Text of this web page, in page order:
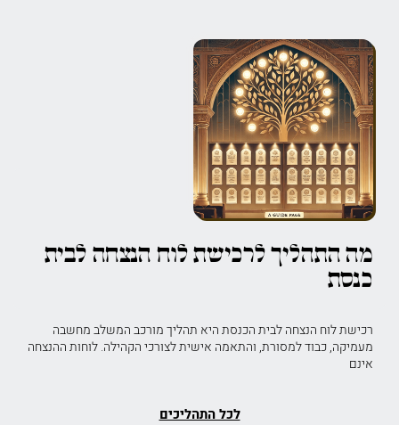
מה התהליך לרכישת לוח הנצחה לבית
כנסת
רכישת לוח הנצחה לבית הכנסת היא תהליך מורכב המשלב מחשבה
מעמיקה, כבוד למסורת, והתאמה אישית לצורכי הקהילה. לוחות ההנצחה
אינם
לכל התהליכים